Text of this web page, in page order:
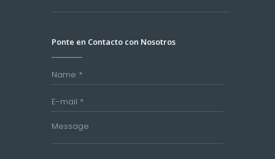
Ponte en Contacto con Nosotros